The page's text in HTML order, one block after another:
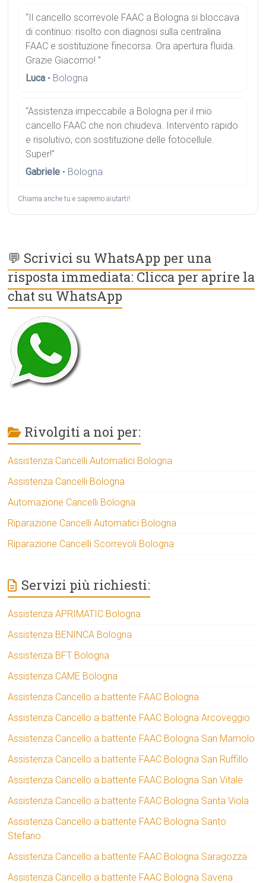
“Il cancello scorrevole FAAC a Bologna si bloccava
di continuo: risolto con diagnosi sulla centralina
FAAC e sostituzione finecorsa. Ora apertura fluida.
Grazie Giacomo! ”
Luca • Bologna
“Assistenza impeccabile a Bologna per il mio
cancello FAAC che non chiudeva. Intervento rapido
e risolutivo, con sostituzione delle fotocellule.
Super!”
Gabriele • Bologna
Chiama anche tu e sapremo aiutarti!.
💬 Scrivici su WhatsApp per una
risposta immediata: Clicca per aprire la
chat su WhatsApp
Rivolgiti a noi per:
Assistenza Cancelli Automatici Bologna
Assistenza Cancelli Bologna
Automazione Cancelli Bologna
Riparazione Cancelli Automatici Bologna
Riparazione Cancelli Scorrevoli Bologna
Servizi più richiesti:
Assistenza APRIMATIC Bologna
Assistenza BENINCA Bologna
Assistenza BFT Bologna
Assistenza CAME Bologna
Assistenza Cancello a battente FAAC Bologna
Assistenza Cancello a battente FAAC Bologna Arcoveggio
Assistenza Cancello a battente FAAC Bologna San Mamolo
Assistenza Cancello a battente FAAC Bologna San Ruffillo
Assistenza Cancello a battente FAAC Bologna San Vitale
Assistenza Cancello a battente FAAC Bologna Santa Viola
Assistenza Cancello a battente FAAC Bologna Santo
Stefano
Assistenza Cancello a battente FAAC Bologna Saragozza
Assistenza Cancello a battente FAAC Bologna Savena